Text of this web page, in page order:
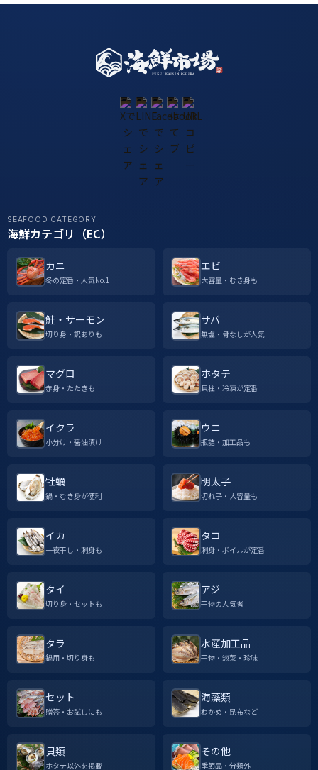
SEAFOOD CATEGORY
海鮮カテゴリ（EC）
カニ
冬の定番・人気No.1
エビ
大容量・むき身も
鮭・サーモン
切り身・訳ありも
サバ
無塩・骨なしが人気
マグロ
赤身・たたきも
ホタテ
貝柱・冷凍が定番
イクラ
小分け・醤油漬け
ウニ
瓶詰・加工品も
牡蠣
鍋・むき身が便利
明太子
切れ子・大容量も
イカ
一夜干し・刺身も
タコ
刺身・ボイルが定番
タイ
切り身・セットも
アジ
干物の人気者
タラ
鍋用・切り身も
水産加工品
干物・惣菜・珍味
セット
贈答・お試しにも
海藻類
わかめ・昆布など
貝類
ホタテ以外を掲載
その他
季節品・分類外